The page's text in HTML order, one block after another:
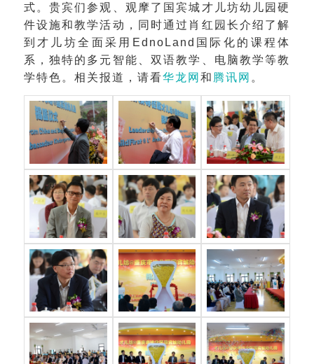
式。贵宾们参观、观摩了国宾城才儿坊幼儿园硬
件设施和教学活动，同时通过肖红园长介绍了解
到才儿坊全面采用EdnoLand国际化的课程体
系，独特的多元智能、双语教学、电脑教学等教
学特色。相关报道，请看华龙网 和 腾讯网 。